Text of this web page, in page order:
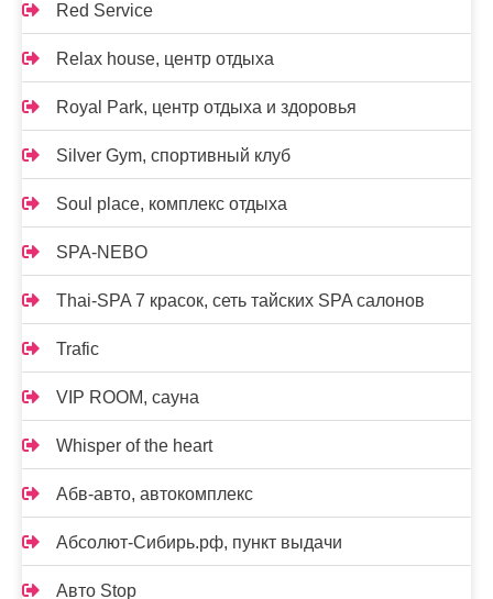
Red Service
Relax house, центр отдыха
Royal Park, центр отдыха и здоровья
Silver Gym, спортивный клуб
Soul place, комплекс отдыха
SPA-NEBO
Thai-SPA 7 красок, сеть тайских SPA салонов
Trafic
VIP ROOM, сауна
Whisper of the heart
Абв-авто, автокомплекс
Абсолют-Сибирь.рф, пункт выдачи
Авто Stop